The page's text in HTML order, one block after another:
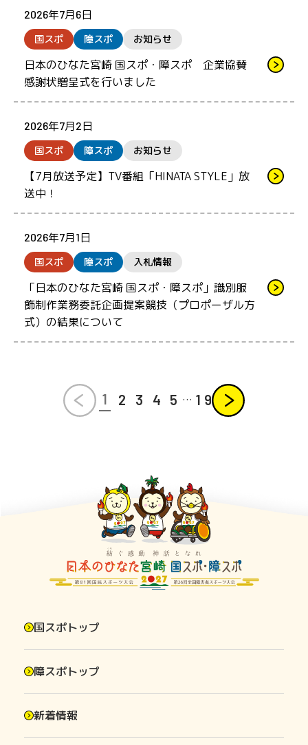
2026年7月6日
国スポ
障スポ お知らせ
日本のひなた宮崎 国スポ・障スポ 企業協賛
感謝状贈呈式を行いました
2026年7月2日
国スポ
障スポ お知らせ
【7月放送予定】TV番組「HINATA STYLE」放
送中！
2026年7月1日
国スポ
障スポ 入札情報
「日本のひなた宮崎 国スポ・障スポ」識別服
飾制作業務委託企画提案競技（プロポーザル方
式）の結果について
prev next
1 2 3 4 5 … 1 9
国スポトップ
障スポトップ
新着情報